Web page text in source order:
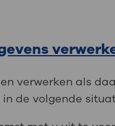
verwerken als
de volgende